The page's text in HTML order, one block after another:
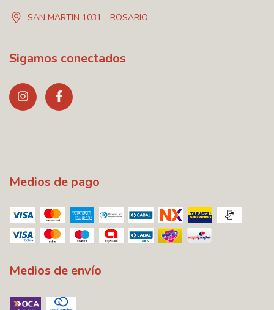
SAN MARTIN 1031 - ROSARIO
Sigamos conectados
Medios de pago
Medios de envío